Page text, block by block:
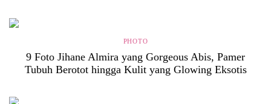
PHOTO
9 Foto Jihane Almira yang Gorgeous Abis, Pamer
Tubuh Berotot hingga Kulit yang Glowing Eksotis